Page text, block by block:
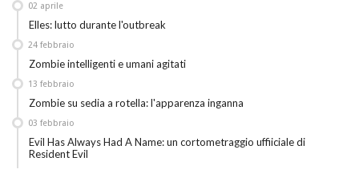
Elles: lutto durante l'outbreak
02 aprile
Zombie intelligenti e umani agitati
24 febbraio
Zombie su sedia a rotella: l'apparenza inganna
13 febbraio
Evil Has Always Had A Name: un cortometraggio uffiiciale di
Resident Evil
03 febbraio